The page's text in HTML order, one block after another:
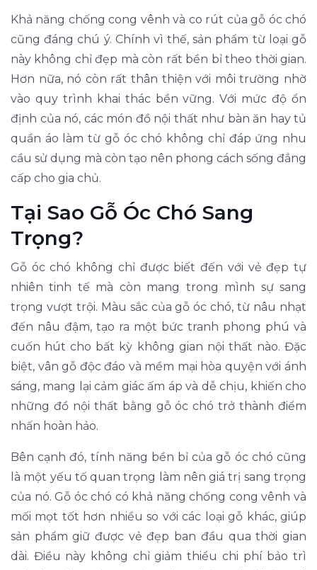
Khả năng chống cong vênh và co rút của gỗ óc chó
cũng đáng chú ý. Chính vì thế, sản phẩm từ loại gỗ
này không chỉ đẹp mà còn rất bền bỉ theo thời gian.
Hơn nữa, nó còn rất thân thiện với môi trường nhờ
vào quy trình khai thác bền vững. Với mức độ ổn
định của nó, các món đồ nội thất như bàn ăn hay tủ
quần áo làm từ gỗ óc chó không chỉ đáp ứng nhu
cầu sử dụng mà còn tạo nên phong cách sống đẳng
cấp cho gia chủ.
Tại Sao Gỗ Óc Chó Sang
Trọng?
Gỗ óc chó không chỉ được biết đến với vẻ đẹp tự
nhiên tinh tế mà còn mang trong mình sự sang
trọng vượt trội. Màu sắc của gỗ óc chó, từ nâu nhạt
đến nâu đậm, tạo ra một bức tranh phong phú và
cuốn hút cho bất kỳ không gian nội thất nào. Đặc
biệt, vân gỗ độc đáo và mềm mại hòa quyện với ánh
sáng, mang lại cảm giác ấm áp và dễ chịu, khiến cho
những đồ nội thất bằng gỗ óc chó trở thành điểm
nhấn hoàn hảo.
Bên cạnh đó, tính năng bền bỉ của gỗ óc chó cũng
là một yếu tố quan trọng làm nên giá trị sang trọng
của nó. Gỗ óc chó có khả năng chống cong vênh và
mối mọt tốt hơn nhiều so với các loại gỗ khác, giúp
sản phẩm giữ được vẻ đẹp ban đầu qua thời gian
dài. Điều này không chỉ giảm thiểu chi phí bảo trì